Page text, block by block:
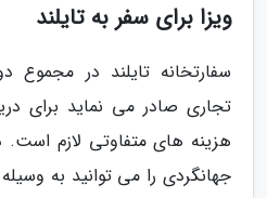
ویزا برای سفر به تایلند
سفارتخانه تایلند در مجموع
تجاری صادر می نماید برای
هزینه های متفاوتی لازم است.
جهانگردی را می توانید به